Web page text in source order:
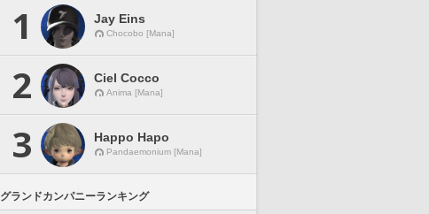
1 Jay Eins
Chocobo [Mana]
2 Ciel Cocco
Anima [Mana]
3 Happo Hapo
Pandaemonium [Mana]
グランドカンパニーランキング